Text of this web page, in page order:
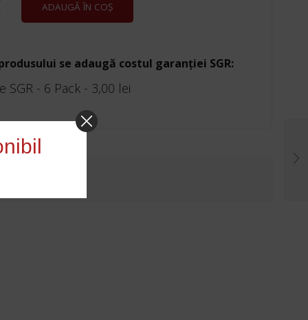
ADAUGĂ ÎN COȘ
se adaugă costul garanției SGR:
SGR - 6 Pack - 3,00 lei